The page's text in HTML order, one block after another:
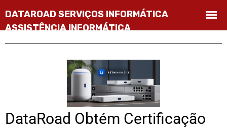
DataRoad Obtém Certificação